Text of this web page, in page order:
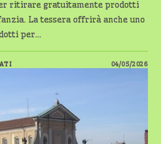
ritirare gratuitamente prodotti
La tessera offrirà anche uno
per…
SU
BAREGGIO
BENVENUTO
NUOVI
NATI
CON
IL
KIT
04/05/2026